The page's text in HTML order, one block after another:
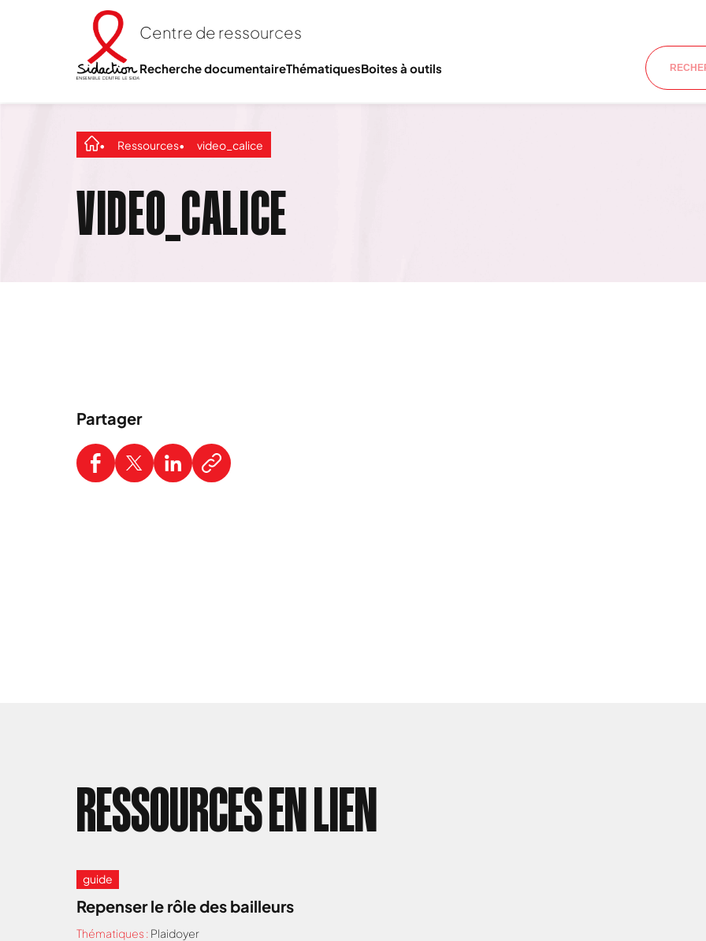
Centre de ressources
Recherche documentaireThématiquesBoites à outils
Ressources video_calice
VIDEO_CALICE
Partager
RESSOURCES EN LIEN
guide
Repenser le rôle des bailleurs
Thématiques : Plaidoyer